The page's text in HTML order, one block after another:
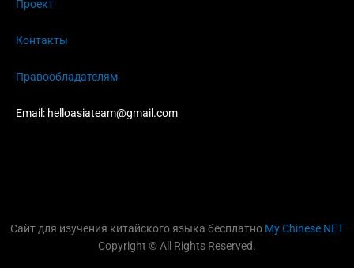
Проект
Контакты
Правообладателям
Email: helloasiateam@gmail.com
Сайт для изучения китайского языка бесплатно My Chinese NET
Copyright © All Rights Reserved.